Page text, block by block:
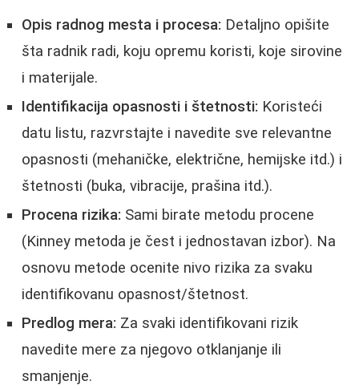
Opis radnog mesta i procesa: Detaljno opišite
šta radnik radi, koju opremu koristi, koje sirovine
i materijale.
Identifikacija opasnosti i štetnosti: Koristeći
datu listu, razvrstajte i navedite sve relevantne
opasnosti (mehaničke, električne, hemijske itd.) i
štetnosti (buka, vibracije, prašina itd.).
Procena rizika: Sami birate metodu procene
(Kinney metoda je čest i jednostavan izbor). Na
osnovu metode ocenite nivo rizika za svaku
identifikovanu opasnost/štetnost.
Predlog mera: Za svaki identifikovani rizik
navedite mere za njegovo otklanjanje ili
smanjenje.